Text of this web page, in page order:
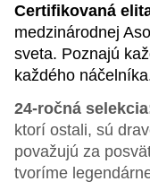
Certifikovaná
medzinárodnej
sveta. Poznajú
každého
24-ročná
ktorí ostali, sú
považujú za
tvoríme